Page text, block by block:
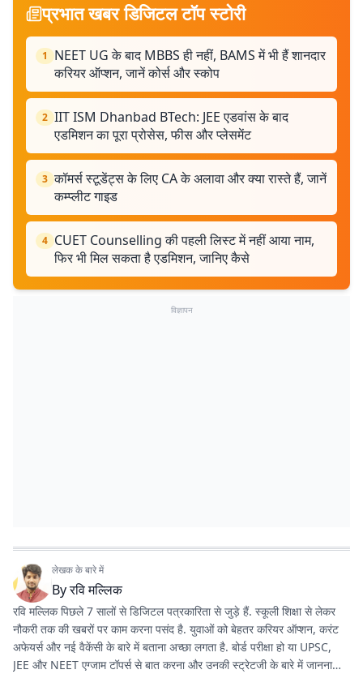
प्रभात खबर डिजिटल टॉप स्टोरी
1
NEET UG के बाद MBBS ही नहीं, BAMS में भी हैं शानदार
करियर ऑप्शन, जानें कोर्स और स्कोप
2 IIT ISM Dhanbad BTech: JEE एडवांस के बाद
एडमिशन का पूरा प्रोसेस, फीस और प्लेसमेंट
3 कॉमर्स स्टूडेंट्स के लिए CA के अलावा और क्या रास्ते हैं, जानें
कम्प्लीट गाइड
4 CUET Counselling की पहली लिस्ट में नहीं आया नाम,
फिर भी मिल सकता है एडमिशन, जानिए कैसे
विज्ञापन
लेखक के बारे में
Byरवि मल्लिक
रवि मल्लिक पिछले 7 सालों से डिजिटल पत्रकारिता से जुड़े हैं. स्कूली शिक्षा से लेकर
नौकरी तक की खबरों पर काम करना पसंद है. युवाओं को बेहतर करियर ऑप्शन, करंट
अफेयर्स और नई वैकेंसी के बारे में बताना अच्छा लगता है. बोर्ड परीक्षा हो या UPSC,
JEE और NEET एग्जाम टॉपर्स से बात करना और उनकी स्ट्रेटजी के बारे में जानना